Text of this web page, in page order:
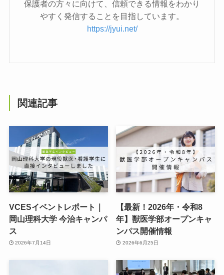
保護者の方々に向けて、信頼できる情報をわかり
やすく発信することを目指しています。
https://jyui.net/
関連記事
VCESイベントレポート｜
岡山理科大学 今治キャンパ
ス
2026年7月14日
【最新！2026年・令和8
年】獣医学部オープンキャ
ンパス開催情報
2026年6月25日